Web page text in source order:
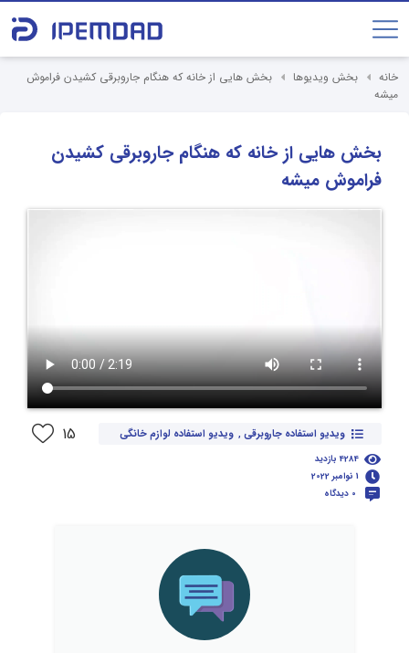
خانه بخش ویدیوها
بخش هایی از خانه که هنگام جاروبرقی کشیدن فراموش
میشه
بخش هایی از خانه که هنگام جاروبرقی کشیدن
فراموش میشه
4284 بازدید
1 نوامبر 2022
0 دیدگاه
ویدیو استفاده جاروبرقی , ویدیو استفاده لوازم خانگی 15